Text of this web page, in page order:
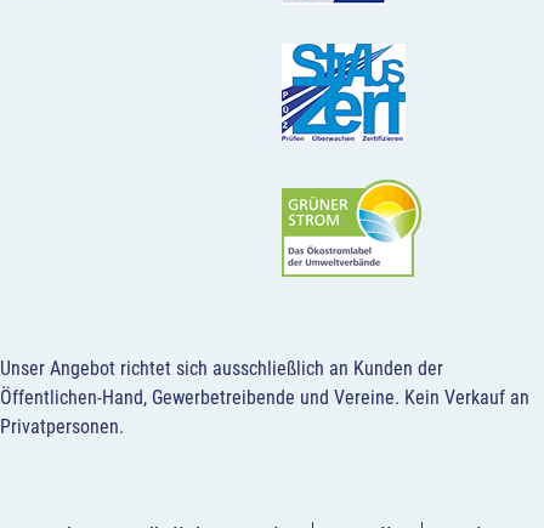
Unser Angebot richtet sich ausschließlich an Kunden der
Öffentlichen-Hand, Gewerbetreibende und Vereine. Kein Verkauf an
Privatpersonen.